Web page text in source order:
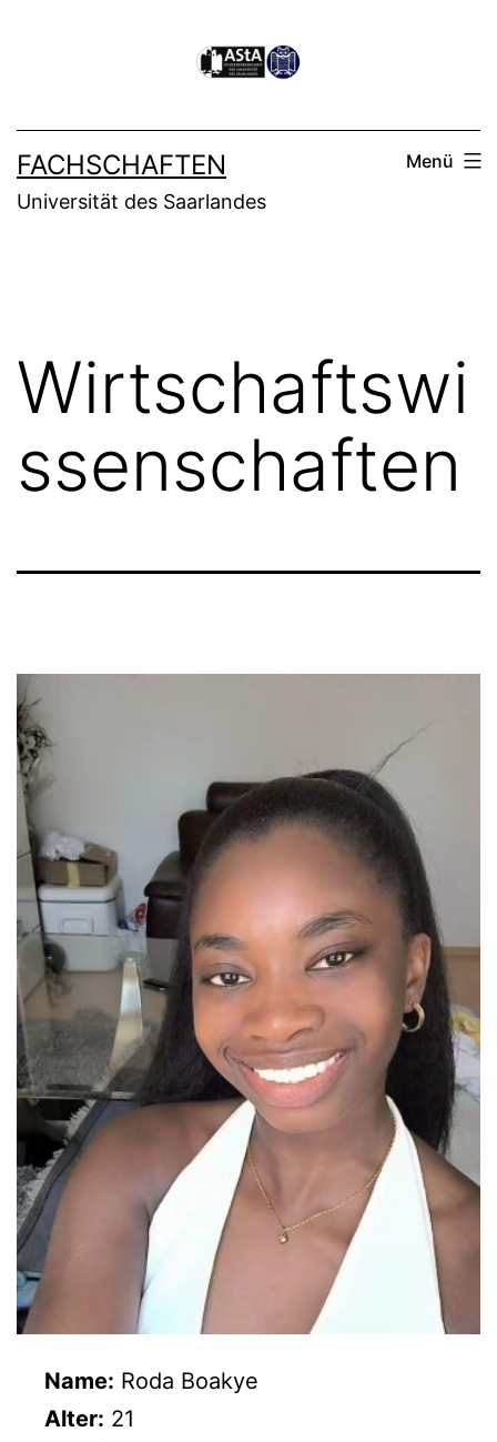
FACHSCHAFTEN
Universität des Saarlandes
Menü
Wirtschaftswi
ssenschaften
Name: Roda Boakye
Alter: 21